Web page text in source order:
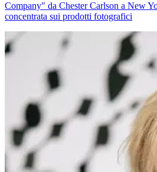
Company" da Chester Carlson a New
concentrata sui prodotti fotografici